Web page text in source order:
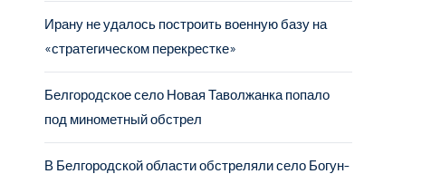
Ирану не удалось построить военную базу на
«стратегическом перекрестке»
Белгородское село Новая Таволжанка попало
под минометный обстрел
В Белгородской области обстреляли село Богун-